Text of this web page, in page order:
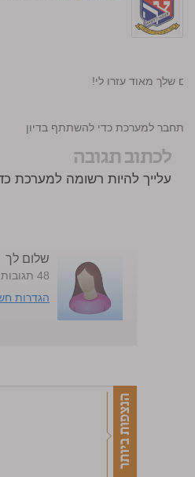
שלך מאוד עזרו לי!
התחבר למערכת כדי להשתתף בדיון
לכתוב תגובה
עלייך להיות רשומה למערכת
שלום לך
48 תגובות. 0 כתבות.
הגדרות